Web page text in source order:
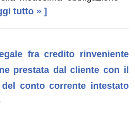
tutto » ]
fra credito rinveniente
prestata dal cliente con il
conto corrente intestato